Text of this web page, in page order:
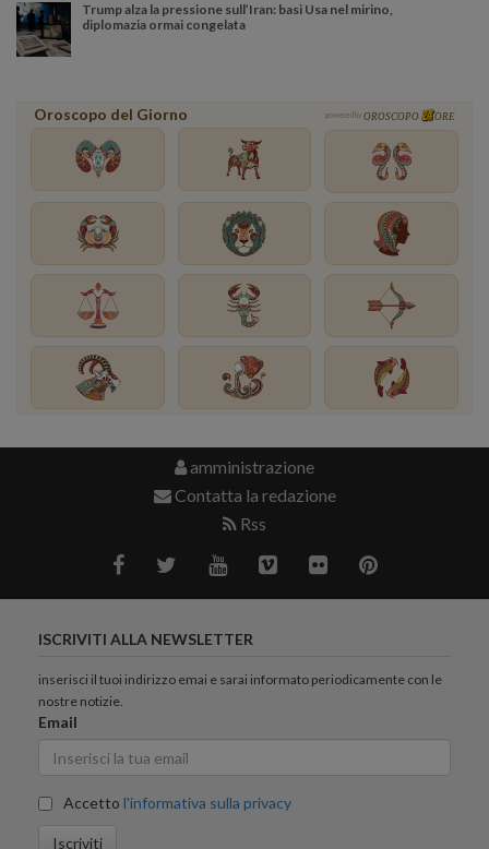
Trump alza la pressione sull’Iran: basi Usa nel mirino,
diplomazia ormai congelata
Oroscopo del Giorno powered by OROSCOPO ORE
amministrazione
Contatta la redazione
Rss
ISCRIVITI ALLA NEWSLETTER
inserisci il tuoi indirizzo emai e sarai informato periodicamente con le
nostre notizie.
Email
Accetto l'informativa sulla privacy
Iscriviti